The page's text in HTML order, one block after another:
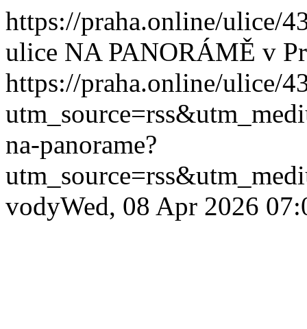
https://praha.online/ulice/
ulice NA PANORÁMĚ v
https://praha.online/ulice/
na-panorame?
vodyWed, 08 Apr 2026